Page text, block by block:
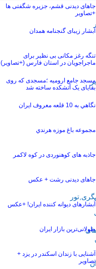
جاهای دیدنی قشم، جزیره شگفتی ها
+تصاویر
آبشار زیبای گنجنامه همدان
تنگه رغز مکانی بی نظیر برای
ماجراجویان در استان فارس (+تصاویر)
مسجد جامع ارومیه ؛مسجدی که روی
بقایای یک آتشکده ساخته شد
نگاهي به 10 قلعه معروف ايران
مجموعه باغ ‌موزه هرندي
جاذبه های کوهنوردی در کوه لاکمر
جاهای دیدنی رشت + عکس
آبشارهای دیوانه کننده ایران! +عکس
طولانی‌ترین بازار ایران
آشنایی با زندان اسکندر در یزد +
تصاویر